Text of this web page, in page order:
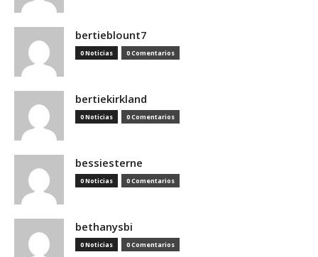
bertieblount7
0 Noticias 0 Comentarios
bertiekirkland
0 Noticias 0 Comentarios
bessiesterne
0 Noticias 0 Comentarios
bethanysbi
0 Noticias 0 Comentarios